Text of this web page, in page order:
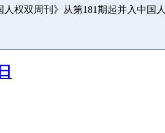
权双周刊》从第181期起并入中国